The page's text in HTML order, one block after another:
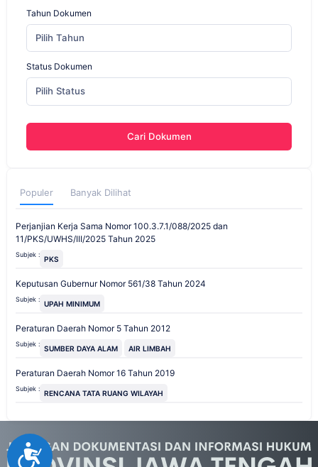
Accessibility
Tahun Dokumen
Pilih Tahun
Status Dokumen
Pilih Status
Cari Dokumen
Populer Banyak Dilihat
Perjanjian Kerja Sama Nomor 100.3.7.1/088/2025 dan
11/PKS/UWHS/III/2025 Tahun 2025
Subjek : PKS
Keputusan Gubernur Nomor 561/38 Tahun 2024
Subjek : UPAH MINIMUM
Peraturan Daerah Nomor 5 Tahun 2012
Subjek : SUMBER DAYA ALAM AIR LIMBAH
Peraturan Daerah Nomor 16 Tahun 2019
Subjek : RENCANA TATA RUANG WILAYAH